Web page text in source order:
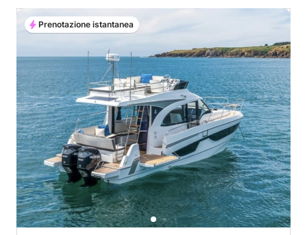
Prenotazione istantanea